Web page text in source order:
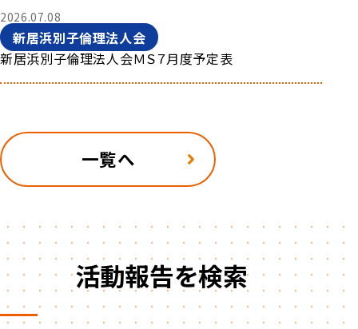
2026.07.08
新居浜別子倫理法人会
新居浜別子倫理法人会ＭＳ７月度予定表
一覧へ
活動報告を検索